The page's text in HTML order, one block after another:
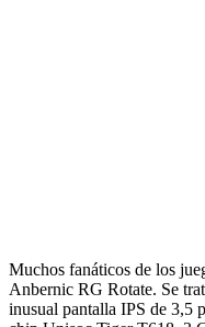
Muchos fanáticos de los
Anbernic RG Rotate. Se
inusual pantalla IPS de 3,5